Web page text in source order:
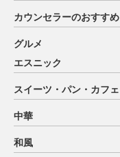
カウンセラーのおすすめ
グルメ
エスニック
スイーツ・パン・カフェ
中華
和風